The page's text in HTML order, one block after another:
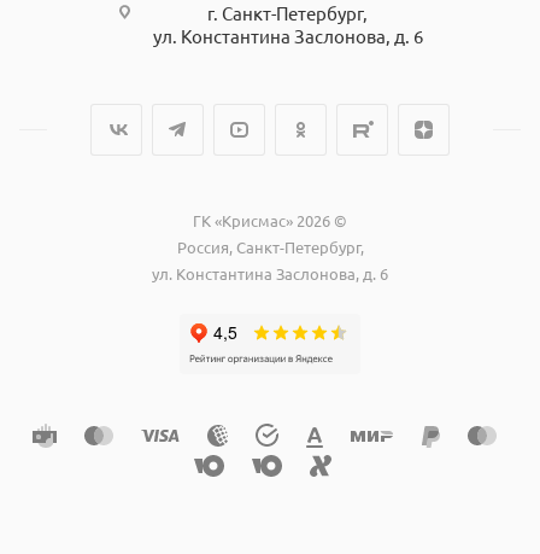
г. Санкт-Петербург,
ул. Константина Заслонова, д. 6
ГК «Крисмас» 2026 ©
Россия, Санкт-Петербург,
ул. Константина Заслонова, д. 6